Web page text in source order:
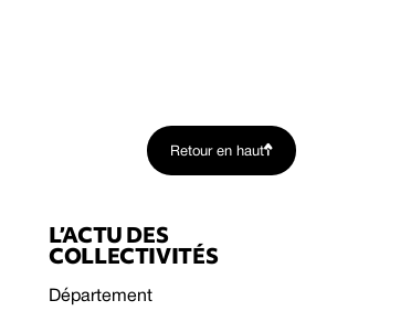
Retour en haut
L’ACTU DES
COLLECTIVITÉS
Département